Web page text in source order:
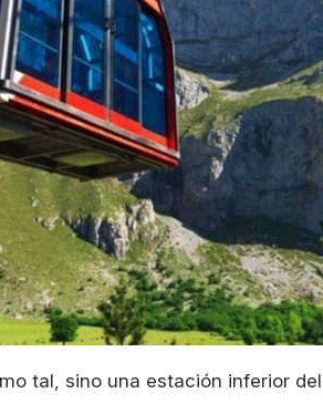
tal, sino una estación inferior